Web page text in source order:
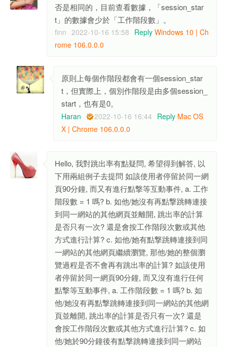
否是相同的，目前查看數據，「session_star
t」的數據會少於「工作階段數」。
finn 2022-10-16 15:58 Reply Windows 10 | Ch
rome 106.0.0.0
原則上每個作階段都會有一個session_star
t，但實際上，個別作階段是由多個session_
start，也有是0。
Haran 2022-10-16 16:44 Reply Mac OS
X | Chrome 106.0.0.0
Hello, 我對跳出率有點疑問, 希望得到解答, 以
下用兩組例子去提問 如該使用者停留於同一網
頁90分鐘, 而又有進行點撃等互動事件, a. 工作
階段數 = 1 嗎? b. 如他/她沒有再點撃跳轉連接
到同一網站的其他網頁並離開, 跳出率的計算
是否只有一次? 還是會按工作階段次數或其他
方式進行計算? c. 如他/她有點撃跳轉連接到同
一網站的其他網頁繼續瀏覽, 那他/她的整個瀏
覽過程是否不會再有跳出率的計算? 如該使用
者停留於同一網頁90分鐘, 而又沒有進行任何
點撃等互動事件, a. 工作階段數 = 1 嗎? b. 如
他/她沒有再點撃跳轉連接到同一網站的其他網
頁並離開, 跳出率的計算是否只有一次? 還是
會按工作階段次數或其他方式進行計算? c. 如
他/她於90分鐘後有點撃跳轉連接到同一網站